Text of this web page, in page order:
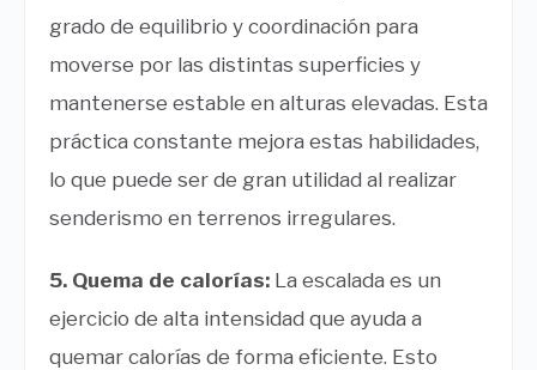
grado de equilibrio y coordinación para
moverse por las distintas superficies y
mantenerse estable en alturas elevadas. Esta
práctica constante mejora estas habilidades,
lo que puede ser de gran utilidad al realizar
senderismo en terrenos irregulares.
5. Quema de calorías: La escalada es un
ejercicio de alta intensidad que ayuda a
quemar calorías de forma eficiente. Esto